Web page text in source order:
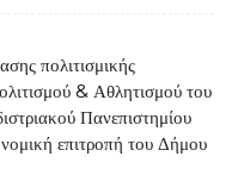
πολιτισμικής
& Αθλητισμού του
Πανεπιστημίου
επιτροπή του Δήμου